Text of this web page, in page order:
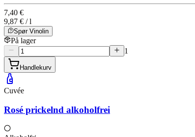
7,40 €
9,87 € / l
Spør Vinolin
På lager
1
Handlekurv
Cuvée
Rosé prickelnd alkoholfrei